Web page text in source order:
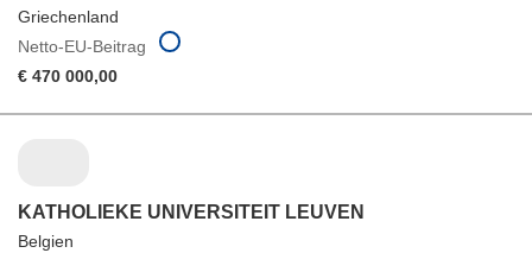
Griechenland
Netto-EU-Beitrag
€ 470 000,00
KATHOLIEKE UNIVERSITEIT LEUVEN
Belgien